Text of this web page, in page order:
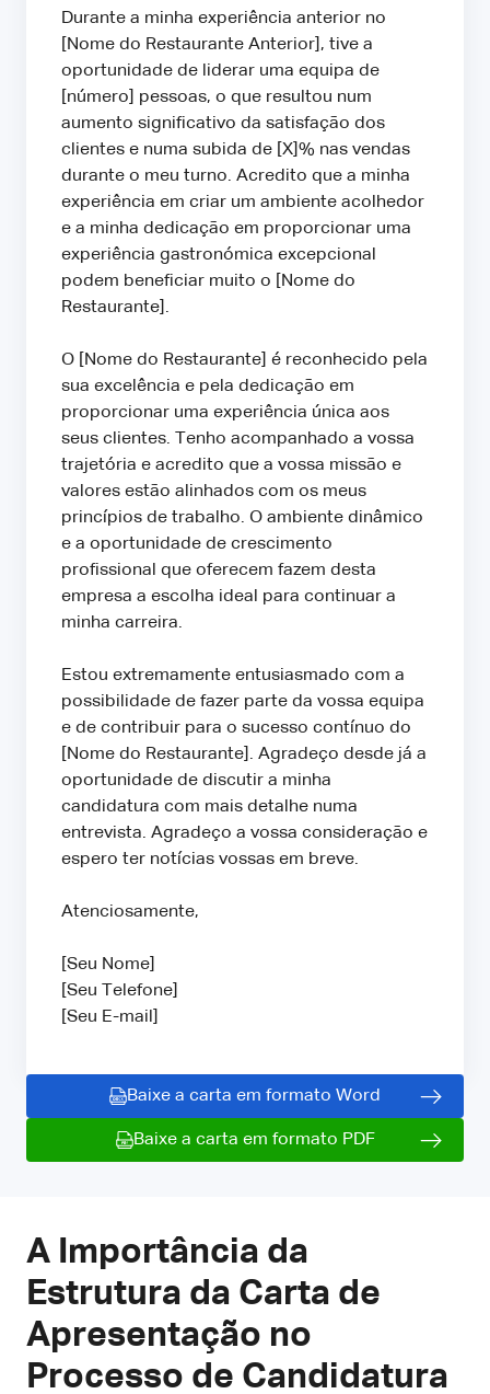
Durante a minha experiência anterior no
[Nome do Restaurante Anterior], tive a
oportunidade de liderar uma equipa de
[número] pessoas, o que resultou num
aumento significativo da satisfação dos
clientes e numa subida de [X]% nas vendas
durante o meu turno. Acredito que a minha
experiência em criar um ambiente acolhedor
e a minha dedicação em proporcionar uma
experiência gastronómica excepcional
podem beneficiar muito o [Nome do
Restaurante].
O [Nome do Restaurante] é reconhecido pela
sua excelência e pela dedicação em
proporcionar uma experiência única aos
seus clientes. Tenho acompanhado a vossa
trajetória e acredito que a vossa missão e
valores estão alinhados com os meus
princípios de trabalho. O ambiente dinâmico
e a oportunidade de crescimento
profissional que oferecem fazem desta
empresa a escolha ideal para continuar a
minha carreira.
Estou extremamente entusiasmado com a
possibilidade de fazer parte da vossa equipa
e de contribuir para o sucesso contínuo do
[Nome do Restaurante]. Agradeço desde já a
oportunidade de discutir a minha
candidatura com mais detalhe numa
entrevista. Agradeço a vossa consideração e
espero ter notícias vossas em breve.
Atenciosamente,
[Seu Nome]
[Seu Telefone]
[Seu E-mail]
Baixe a carta em formato Word
Baixe a carta em formato PDF
A Importância da
Estrutura da Carta de
Apresentação no
Processo de Candidatura